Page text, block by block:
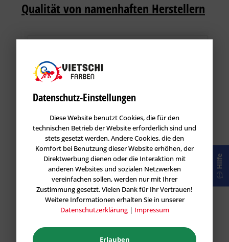
Qualität von namenhaften Herstellern
Ultra Wash-Resistant – Bequem online
kaufen
Die Wahl der richtigen Farbe für deine Wände ist entscheidend,
und Ultra Wash Resistant Farbe bietet eine herausragende
Lösung. Diese innovative Wandfarbe zeichnet sich durch ihre
extrem strapazierfähige Formel aus, die eine lang anhaltende
und intensive Farbgebung gewährleistet.
Hilfe
Datenschutz-Einstellungen
Diese Website benutzt Cookies, die für den
technischen Betrieb der Website erforderlich sind und
stets gesetzt werden. Andere Cookies, die den
Komfort bei Benutzung dieser Website erhöhen, der
Direktwerbung dienen oder die Interaktion mit
anderen Websites und sozialen Netzwerken
vereinfachen sollen, werden nur mit Ihrer
Zustimmung gesetzt. Vielen Dank für Ihr Vertrauen!
Weitere Informationen erhalten Sie in unserer
Datenschutzerklärung| Impressum
Erlauben